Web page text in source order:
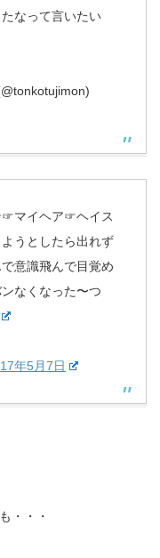
なって言いたい
☞マイヘア☞ヘイス
うとしたら出れず
意識飛んで目覚め
なくなった〜つ
年5月7日
・・・